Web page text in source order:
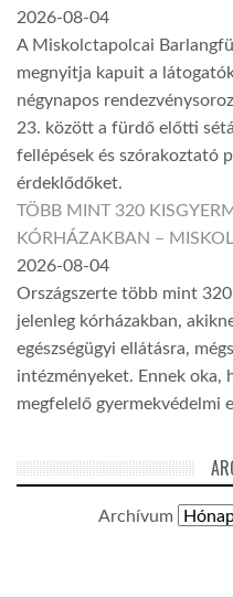
2026-08-04
A Miskolctapolcai
megnyitja kapuit a
négynapos
23. között a fürdő előtti
fellépések és szórakoztató
érdeklődőket.
TÖBB MINT 320
KÓRHÁZAKBAN –
2026-08-04
Országszerte több mint
jelenleg kórházakban,
egészségügyi ellátásra,
intézményeket. Ennek oka,
megfelelő gyermekvédelmi
Archívum